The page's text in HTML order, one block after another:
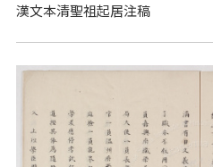
漢文本清聖祖起居注稿